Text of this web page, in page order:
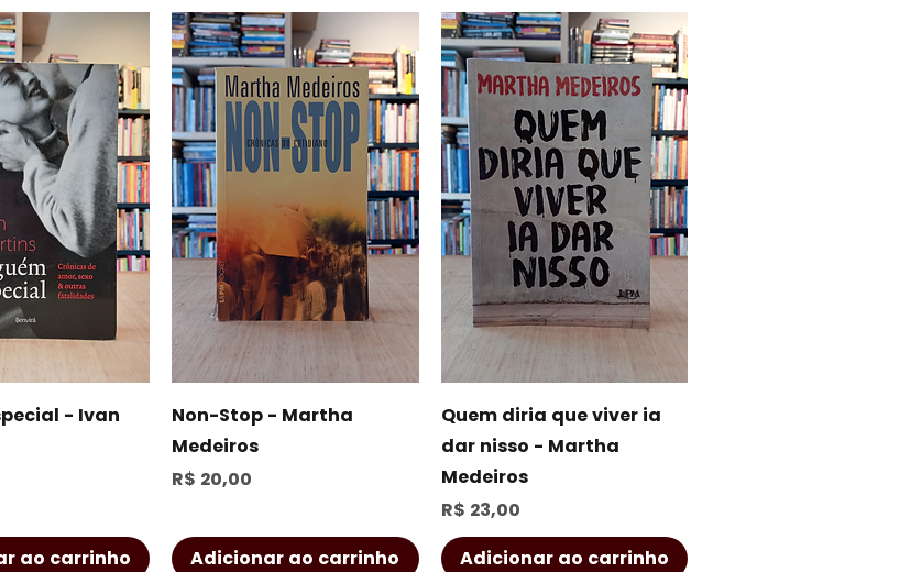
rápida
- Ivan
ao carrinho
Visualização rápida
Non-Stop - Martha
Medeiros
Preço
R$ 20,00
Adicionar ao carrinho
Visualização rápida
Quem diria que viver ia
dar nisso - Martha
Medeiros
Preço
R$ 23,00
Adicionar ao carrinho